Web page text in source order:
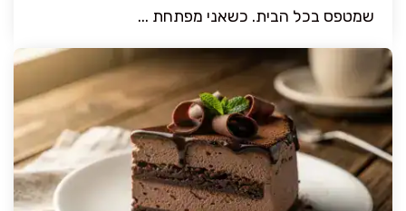
שמטפס בכל הבית. כשאני מפתחת ...